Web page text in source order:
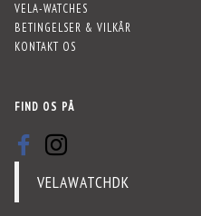
VELA-WATCHES
BETINGELSER & VILKÅR
KONTAKT OS
FIND OS PÅ
VELAWATCHDK